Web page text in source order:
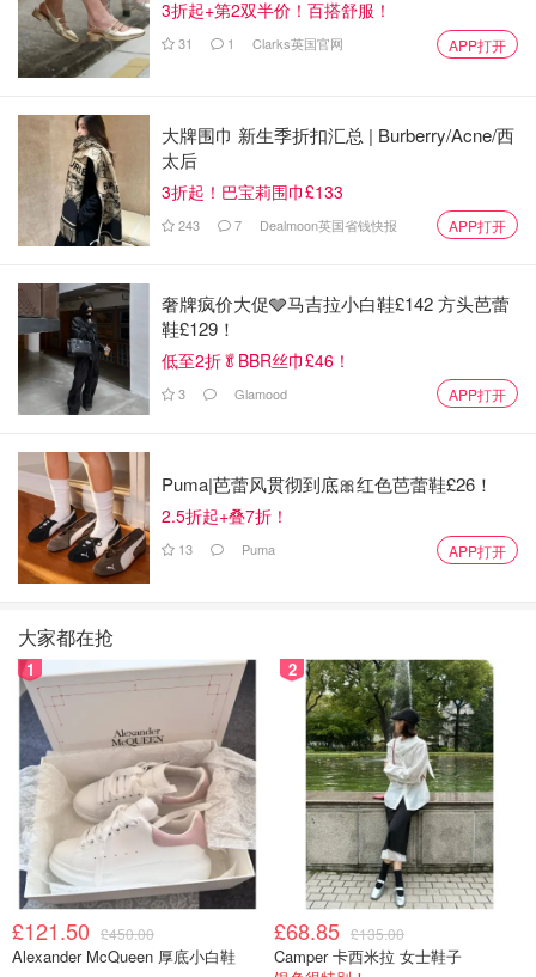
同时被制裁的还有金贝集团、金福世界度假村、Byex交易
所，国际特赦组织早前就曾点名这些机构涉及强迫劳动与酷
刑。目前，陈志仍在逃，美国司法部表示他是“亚洲最大跨
国诈骗网络的主谋”，一旦罪名成立，最高可判40年监禁。
这不是普通的“杀猪盘”，而是一个跨国犯罪帝国。从社交诈
骗到强迫劳动，从比特币洗钱到伦敦房产投资，太子集团的
操作堪称“诈骗界的黑科技”。这场联合打击不仅是金融史上
的里程碑，更是对人权与正义的有力回应。
新闻源：BBC；雅虎财经; the guardian等多家新闻媒体
3折起+第2双半价！百搭舒服！
31 1 Clarks英国官网 APP打开
大牌围巾 新生季折扣汇总 | Burberry/Acne/西
太后
3折起！巴宝莉围巾£133
243 7 Dealmoon英国省钱快报 APP打开
奢牌疯价大促🩶马吉拉小白鞋£142 方头芭蕾
鞋£129！
低至2折🥬BBR丝巾£46！
3 Glamood APP打开
Puma|芭蕾风贯彻到底🎀红色芭蕾鞋£26！
2.5折起+叠7折！
13 Puma APP打开
大家都在抢
1
£121.50 £450.00
Alexander McQueen 厚底小白鞋
2
£68.85 £135.00
Camper 卡西米拉 女士鞋子